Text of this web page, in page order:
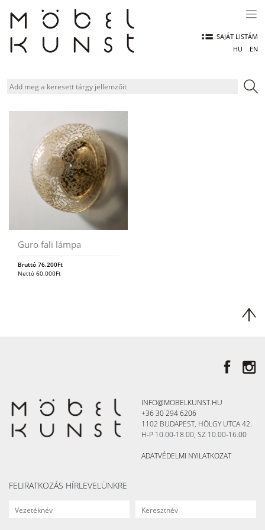
content
SAJÁT LISTÁM
HU
EN
Guro fali lámpa
Bruttó 76.200Ft
Nettó 60.000Ft
INFO@MOBELKUNST.HU
+36 30 294 6206
1102 BUDAPEST, HÖLGY UTCA 42.
H-P 10.00-18.00, SZ 10.00-16.00
ADATVÉDELMI NYILATKOZAT
FELIRATKOZÁS HÍRLEVELÜNKRE